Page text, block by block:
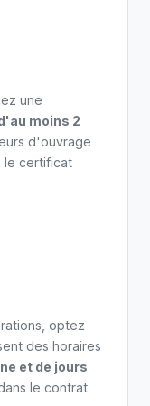
une
moins 2
d'ouvrage
le certificat
optez
des horaires
et de jours
le contrat.